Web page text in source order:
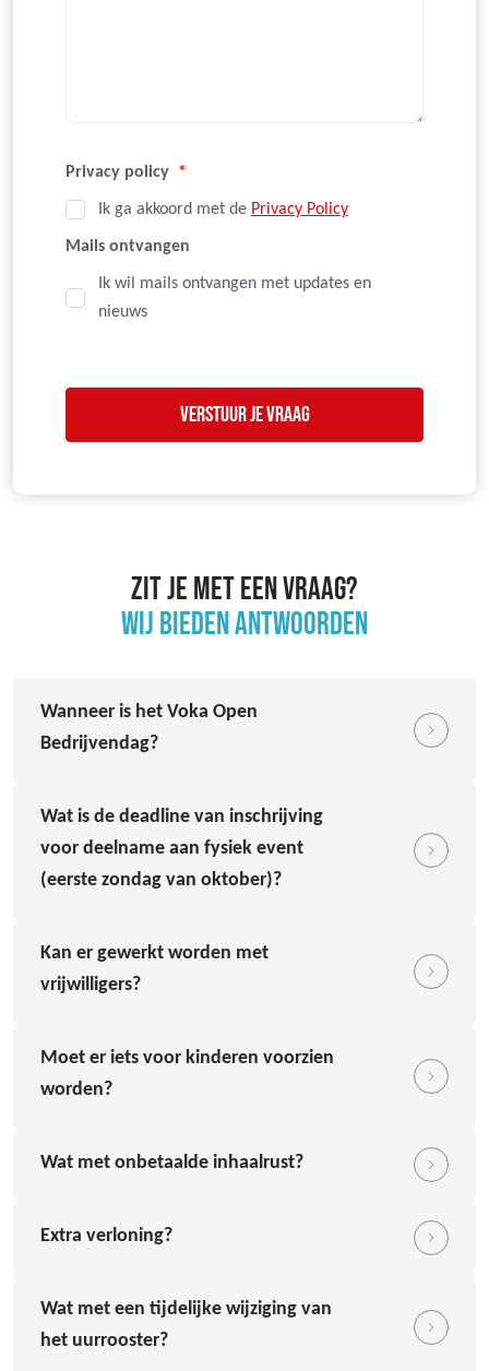
Privacy policy *
Ik ga akkoord met de Privacy Policy
Mails ontvangen
Ik wil mails ontvangen met updates en
nieuws
ZIT JE MET EEN VRAAG?
WIJ BIEDEN ANTWOORDEN
Wanneer is het Voka Open
Bedrijvendag?
Wat is de deadline van inschrijving
voor deelname aan fysiek event
(eerste zondag van oktober)?
Kan er gewerkt worden met
vrijwilligers?
Moet er iets voor kinderen voorzien
worden?
Wat met onbetaalde inhaalrust?
Extra verloning?
Wat met een tijdelijke wijziging van
het uurrooster?